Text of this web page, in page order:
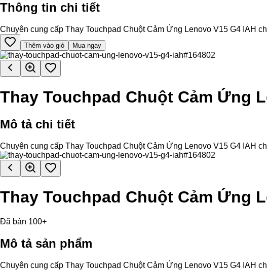
Thông tin chi tiết
Chuyên cung cấp Thay Touchpad Chuột Cảm Ứng Lenovo V15 G4 IAH
Thêm vào giỏ Mua ngay
Thay Touchpad Chuột Cảm Ứng
Mô tả chi tiết
Chuyên cung cấp Thay Touchpad Chuột Cảm Ứng Lenovo V15 G4 IAH
Thay Touchpad Chuột Cảm Ứng
Đã bán 100+
Mô tả sản phẩm
Chuyên cung cấp Thay Touchpad Chuột Cảm Ứng Lenovo V15 G4 IAH